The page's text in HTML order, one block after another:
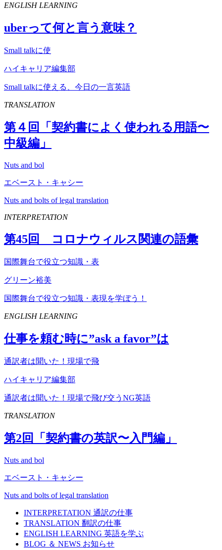
ENGLISH LEARNING
uberって何と言う意味？
Small talkに使
ハイキャリア編集部
Small talkに使える、今日の一言英語
TRANSLATION
第４回「契約書によく使われる用語〜
中級編」
Nuts and bol
エベースト・キャシー
Nuts and bolts of legal translation
INTERPRETATION
第45回 コロナウィルス関連の語彙
国際舞台で役立つ知識・表
グリーン裕美
国際舞台で役立つ知識・表現を学ぼう！
ENGLISH LEARNING
仕事を頼む時に”ask a favor”は
通訳者は聞いた！現場で飛
ハイキャリア編集部
通訳者は聞いた！現場で飛び交うNG英語
TRANSLATION
第2回「契約書の英訳〜入門編」
Nuts and bol
エベースト・キャシー
Nuts and bolts of legal translation
INTERPRETATION 通訳の仕事
TRANSLATION 翻訳の仕事
ENGLISH LEARNING 英語を学ぶ
BLOG ＆ NEWS お知らせ